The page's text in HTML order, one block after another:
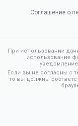
Соглашение о
При использовании
использование
Если вы не согласны с
то вы должны